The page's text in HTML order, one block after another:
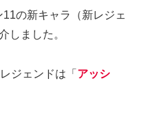
の新キャラ（新レジェ
しました。
ジェンドは「 アッシ